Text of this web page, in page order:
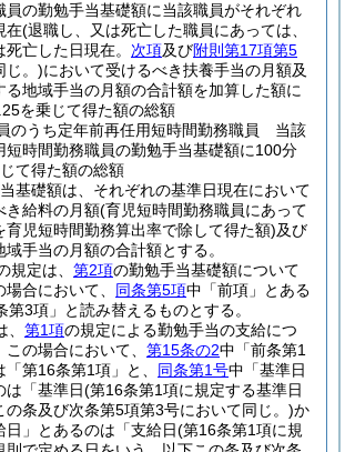
の勤勉手当基礎額に当該職員がそれぞれ
在(退職し、又は死亡した職員にあっては、
亡した日現在。 次項及び附則第17項第5
じ。)において受けるべき扶養手当の月額及
る地域手当の月額の合計額を加算した額に
を乗じて得た額の総額
のうち定年前再任用短時間勤務職員 当該
短時間勤務職員の勤勉手当基礎額に100分
て得た額の総額
基礎額は、それぞれの基準日現在において
き給料の月額(育児短時間勤務職員にあって
育児短時間勤務算出率で除して得た額)及び
域手当の月額の合計額とする。
規定は、 第2項の勤勉手当基礎額について
場合において、 同条第5項中「前項」とある
第3項」と読み替えるものとする。
第1項の規定による勤勉手当の支給につ
この場合において、 第15条の2中「前条第1
第16条第1項」と、 同条第1号中「基準日
は「基準日(第16条第1項に規定する基準日
の条及び次条第5項第3号において同じ。)か
日」とあるのは「支給日(第16条第1項に規